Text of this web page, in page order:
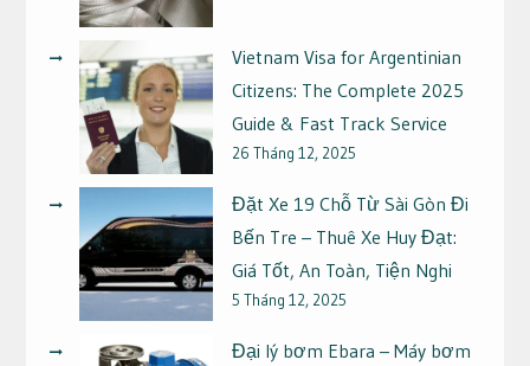
Vietnam Visa for Argentinian
Citizens: The Complete 2025
Guide & Fast Track Service
26 Tháng 12, 2025
Đặt Xe 19 Chỗ Từ Sài Gòn Đi
Bến Tre – Thuê Xe Huy Đạt:
Giá Tốt, An Toàn, Tiện Nghi
5 Tháng 12, 2025
Đại lý bơm Ebara – Máy bơm